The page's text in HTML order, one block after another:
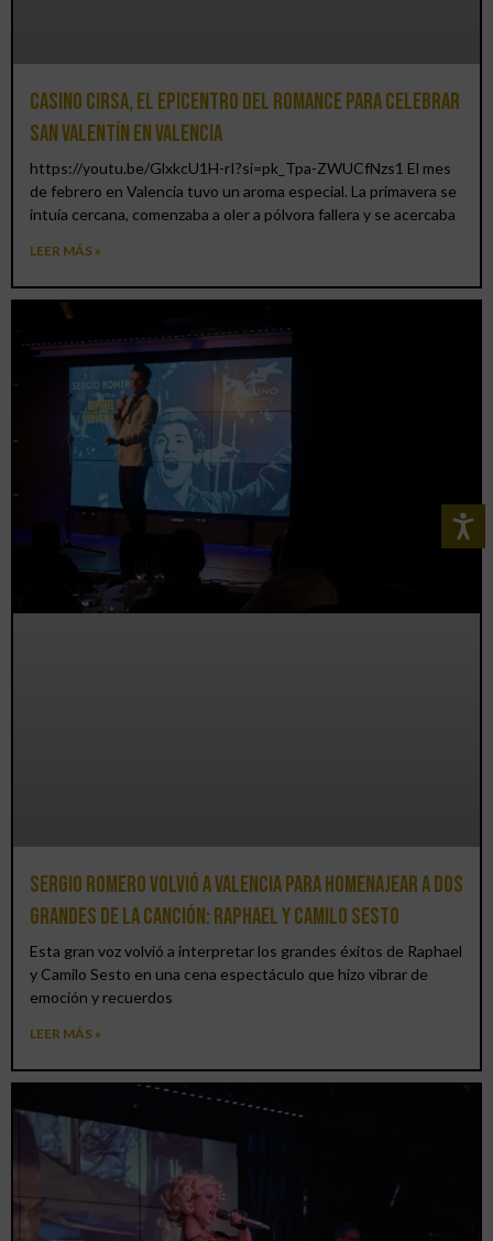
Casino CIRSA, el epicentro del romance para celebrar
San Valentín en Valencia
https://youtu.be/GlxkcU1H-rI?si=pk_Tpa-ZWUCfNzs1 El mes
de febrero en Valencia tuvo un aroma especial. La primavera se
intuía cercana, comenzaba a oler a pólvora fallera y se acercaba
LEER MÁS »
Sergio Romero volvió a Valencia para homenajear a dos
grandes de la canción: Raphael y Camilo Sesto
Esta gran voz volvió a interpretar los grandes éxitos de Raphael
y Camilo Sesto en una cena espectáculo que hizo vibrar de
emoción y recuerdos
LEER MÁS »